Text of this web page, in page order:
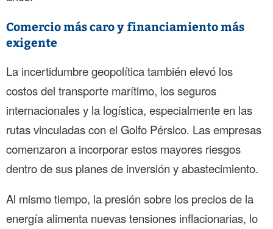
Comercio más caro y financiamiento más
exigente
La incertidumbre geopolítica también elevó los
costos del transporte marítimo, los seguros
internacionales y la logística, especialmente en las
rutas vinculadas con el Golfo Pérsico. Las empresas
comenzaron a incorporar estos mayores riesgos
dentro de sus planes de inversión y abastecimiento.
Al mismo tiempo, la presión sobre los precios de la
energía alimenta nuevas tensiones inflacionarias, lo